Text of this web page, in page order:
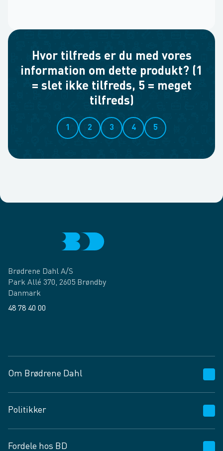
Hvor tilfreds er du med vores
information om dette produkt? (1
= slet ikke tilfreds, 5 = meget
tilfreds)
1 2 3 4 5
Brødrene Dahl A/S
Park Allé 370, 2605 Brøndby
Danmark
48 78 40 00
Om Brødrene Dahl
Vagttelefon 30 10 89 89
Spørgsmål og svar
Job og karriere
Politikker
Fordele hos BD